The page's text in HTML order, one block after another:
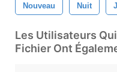
Nouveau Nuit
Les Utilisateurs
Fichier Ont